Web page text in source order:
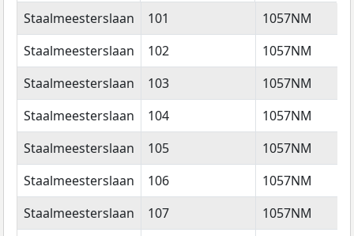
Straatnaam
Huisnummer Postcode
Staalmeesterslaan 101 1057NM
Staalmeesterslaan
102 1057NM
Staalmeesterslaan
103 1057NM
Staalmeesterslaan
104 1057NM
Staalmeesterslaan
105 1057NM
Staalmeesterslaan
106 1057NM
Staalmeesterslaan
107 1057NM